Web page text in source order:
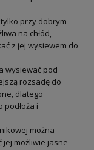
przy dobrym
na chłód,
z jej wysiewem do
wysiewać pod
rozsadę do
dlatego
i
można
jej możliwie jasne